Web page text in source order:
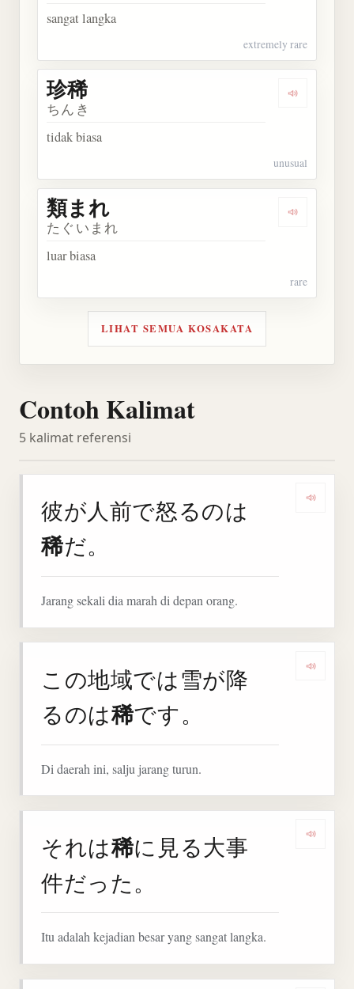
sangat langka
extremely rare
Dengarkan
珍稀
ちんき
tidak biasa
unusual
Dengarkan
類まれ
たぐいまれ
luar biasa
rare
LIHAT SEMUA KOSAKATA
Contoh Kalimat
5 kalimat referensi
彼が人前で怒るのは
稀だ。
Jarang sekali dia marah di depan orang.
この地域では雪が降
るのは稀です。
Di daerah ini, salju jarang turun.
それは稀に見る大事
件だった。
Itu adalah kejadian besar yang sangat langka.